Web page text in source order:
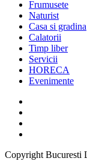
Frumusete
Naturist
Casa si gradina
Calatorii
Timp liber
Servicii
HORECA
Evenimente
Copyright Bucuresti